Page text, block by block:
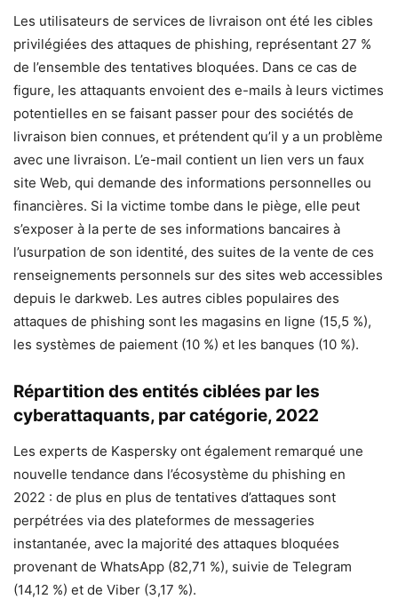
Les utilisateurs de services de livraison ont été les cibles
privilégiées des attaques de phishing, représentant 27 %
de l’ensemble des tentatives bloquées. Dans ce cas de
figure, les attaquants envoient des e-mails à leurs victimes
potentielles en se faisant passer pour des sociétés de
livraison bien connues, et prétendent qu’il y a un problème
avec une livraison. L’e-mail contient un lien vers un faux
site Web, qui demande des informations personnelles ou
financières. Si la victime tombe dans le piège, elle peut
s’exposer à la perte de ses informations bancaires à
l’usurpation de son identité, des suites de la vente de ces
renseignements personnels sur des sites web accessibles
depuis le darkweb. Les autres cibles populaires des
attaques de phishing sont les magasins en ligne (15,5 %),
les systèmes de paiement (10 %) et les banques (10 %).
Répartition des entités ciblées par les
cyberattaquants, par catégorie, 2022
Les experts de Kaspersky ont également remarqué une
nouvelle tendance dans l’écosystème du phishing en
2022 : de plus en plus de tentatives d’attaques sont
perpétrées via des plateformes de messageries
instantanée, avec la majorité des attaques bloquées
provenant de WhatsApp (82,71 %), suivie de Telegram
(14,12 %) et de Viber (3,17 %).